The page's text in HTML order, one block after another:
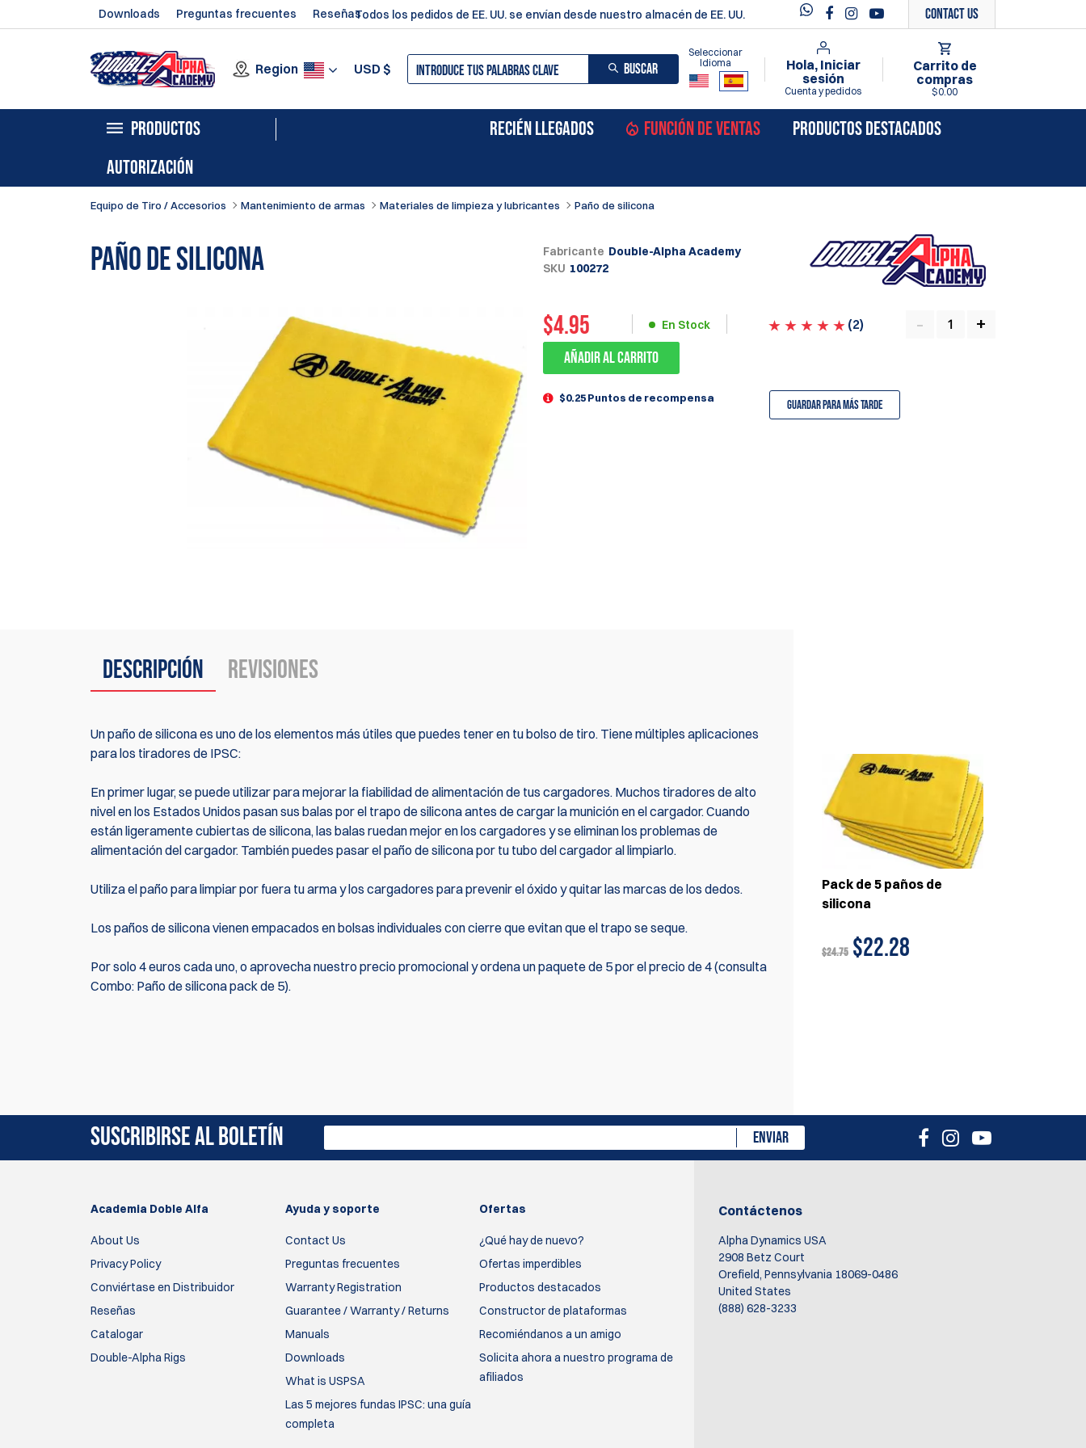
Downloads Preguntas frecuentes ReseñasTodos los pedidos de EE. UU. se envían desde nuestro almacén de EE. UU. Contact Us
Region USD $ BUSCAR
Seleccionar
Idioma
Hola, Iniciar
sesión
Cuenta y pedidos
Carrito de
compras
$0.00
PRODUCTOS RECIÉN LLEGADOS FUNCIÓN DE VENTAS
PRODUCTOS DESTACADOS
AUTORIZACIÓN
Equipo de Tiro / Accesorios Mantenimiento de armas Materiales de limpieza y lubricantes Paño de silicona
Paño de silicona Fabricante Double-Alpha Academy
SKU 100272
$4.95 En Stock (2)
Añadir al carrito
$0.25 Puntos de recompensa Guardar para más tarde
Descripción Revisiones
Un paño de silicona es uno de los elementos más útiles que puedes tener en tu bolso de tiro. Tiene múltiples aplicaciones
para los tiradores de IPSC:
En primer lugar, se puede utilizar para mejorar la fiabilidad de alimentación de tus cargadores. Muchos tiradores de alto
nivel en los Estados Unidos pasan sus balas por el trapo de silicona antes de cargar la munición en el cargador. Cuando
están ligeramente cubiertas de silicona, las balas ruedan mejor en los cargadores y se eliminan los problemas de
alimentación del cargador. También puedes pasar el paño de silicona por tu tubo del cargador al limpiarlo.
Utiliza el paño para limpiar por fuera tu arma y los cargadores para prevenir el óxido y quitar las marcas de los dedos.
Los paños de silicona vienen empacados en bolsas individuales con cierre que evitan que el trapo se seque.
Por solo 4 euros cada uno, o aprovecha nuestro precio promocional y ordena un paquete de 5 por el precio de 4 (consulta
Combo: Paño de silicona pack de 5).
Pack de 5 paños de
silicona
$24.75 $22.28
SUSCRIBIRSE AL BOLETÍN ENVIAR
Academia Doble Alfa
About Us
Privacy Policy
Conviértase en Distribuidor
Reseñas
Catalogar
Double-Alpha Rigs
Ayuda y soporte
Contact Us
Preguntas frecuentes
Warranty Registration
Guarantee / Warranty / Returns
Manuals
Downloads
What is USPSA
Las 5 mejores fundas IPSC: una guía
completa
Ofertas
¿Qué hay de nuevo?
Ofertas imperdibles
Productos destacados
Constructor de plataformas
Recomiéndanos a un amigo
Solicita ahora a nuestro programa de
afiliados
Contáctenos
Alpha Dynamics USA
2908 Betz Court
Orefield, Pennsylvania 18069-0486
United States
(888) 628-3233